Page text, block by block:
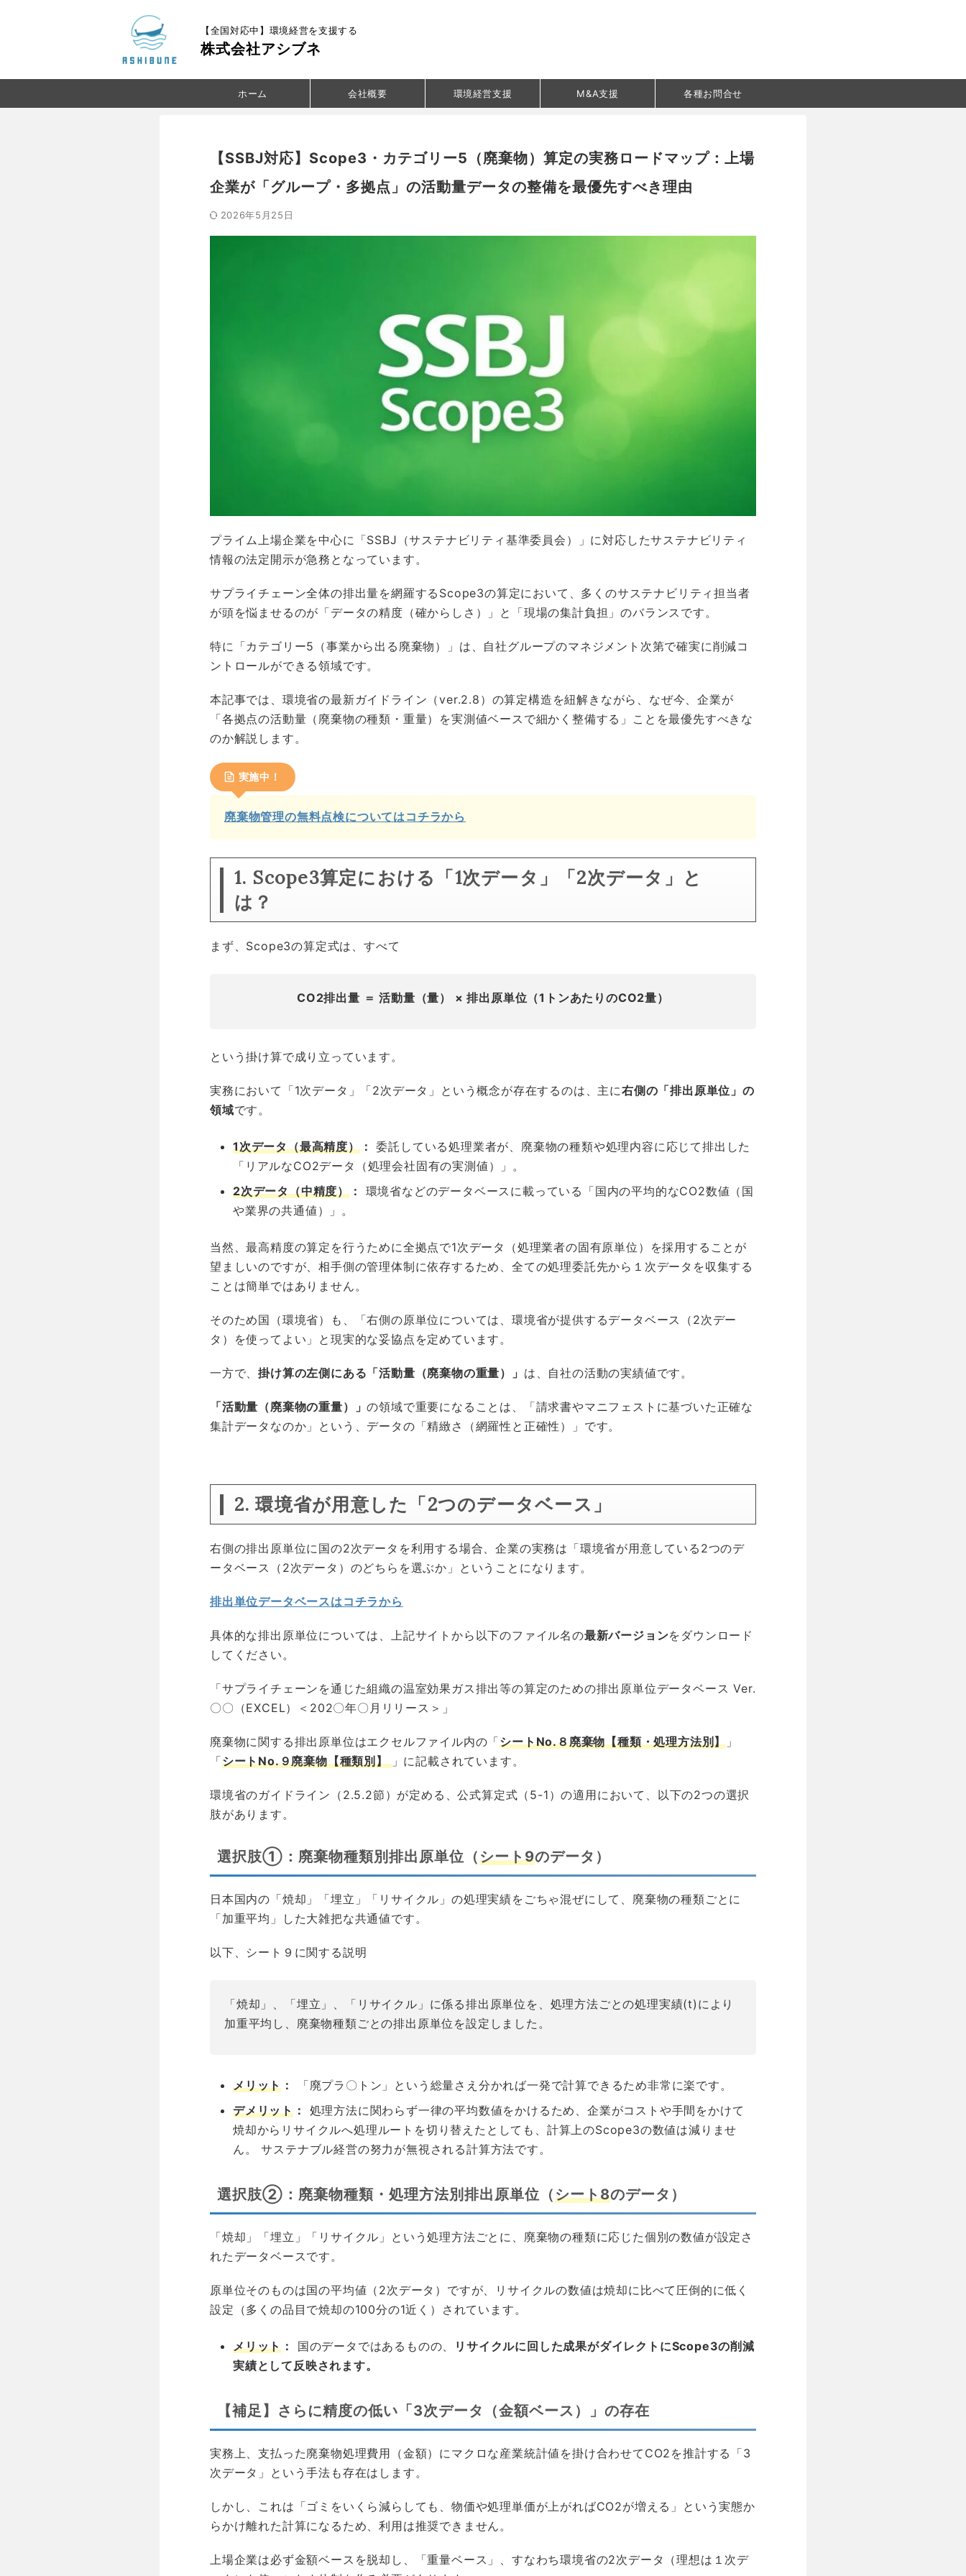
【全国対応中】環境経営を支援する
株式会社アシブネ
ホーム 会社概要 環境経営支援 M&A支援 各種お問合せ
【SSBJ対応】Scope3・カテゴリー5（廃棄物）算定の実務ロードマップ：上場
企業が「グループ・多拠点」の活動量データの整備を最優先すべき理由
2026年5月25日
プライム上場企業を中心に「SSBJ（サステナビリティ基準委員会）」に対応したサステナビリティ
情報の法定開示が急務となっています。
サプライチェーン全体の排出量を網羅するScope3の算定において、多くのサステナビリティ担当者
が頭を悩ませるのが「データの精度（確からしさ）」と「現場の集計負担」のバランスです。
特に「カテゴリー5（事業から出る廃棄物）」は、自社グループのマネジメント次第で確実に削減コ
ントロールができる領域です。
本記事では、環境省の最新ガイドライン（ver.2.8）の算定構造を紐解きながら、なぜ今、企業が
「各拠点の活動量（廃棄物の種類・重量）を実測値ベースで細かく整備する」ことを最優先すべきな
のか解説します。
実施中！
廃棄物管理の無料点検についてはコチラから
1. Scope3算定における「1次データ」「2次データ」と
は？
まず、Scope3の算定式は、すべて
CO2排出量 ＝ 活動量（量） × 排出原単位（1トンあたりのCO2量）
という掛け算で成り立っています。
実務において「1次データ」「2次データ」という概念が存在するのは、主に右側の「排出原単位」の
領域です。
1次データ（最高精度）： 委託している処理業者が、廃棄物の種類や処理内容に応じて排出した
「リアルなCO2データ（処理会社固有の実測値）」。
2次データ（中精度） ：
環境省などのデータベースに載っている「国内の平均的なCO2数値（国
や業界の共通値）」。
当然、最高精度の算定を行うために全拠点で1次データ（処理業者の固有原単位）を採用することが
望ましいのですが、相手側の管理体制に依存するため、全ての処理委託先から１次データを収集する
ことは簡単ではありません。
そのため国（環境省）も、「右側の原単位については、環境省が提供するデータベース（2次デー
タ）を使ってよい」と現実的な妥協点を定めています。
一方で、掛け算の左側にある「活動量（廃棄物の重量）」 は、自社の活動の実績値です。
「活動量（廃棄物の重量）」の領域で重要になることは、「請求書やマニフェストに基づいた正確な
集計データなのか」という、データの「精緻さ（網羅性と正確性）」です。
2. 環境省が用意した「2つのデータベース」
右側の排出原単位に国の2次データを利用する場合、企業の実務は「環境省が用意している2つのデ
ータベース（2次データ）のどちらを選ぶか」ということになります。
排出単位データベースはコチラから
具体的な排出原単位については、上記サイトから以下のファイル名の最新バージョンをダウンロード
してください。
「サプライチェーンを通じた組織の温室効果ガス排出等の算定のための排出原単位データベース Ver.
〇〇（EXCEL）＜202〇年〇月リリース＞」
廃棄物に関する排出原単位はエクセルファイル内の「シートNo.８廃棄物【種類・処理方法別】 」
「シートNo.９廃棄物【種類別】」に記載されています。
環境省のガイドライン（2.5.2節）が定める、公式算定式（5-1）の適用において、以下の2つの選択
肢があります。
選択肢①：廃棄物種類別排出原単位（シート9のデータ）
日本国内の「焼却」「埋立」「リサイクル」の処理実績をごちゃ混ぜにして、廃棄物の種類ごとに
「加重平均」した大雑把な共通値です。
以下、シート９に関する説明
「焼却」、「埋立」、「リサイクル」に係る排出原単位を、処理方法ごとの処理実績(t)により
加重平均し、廃棄物種類ごとの排出原単位を設定しました。
メリット ：
「廃プラ〇トン」という総量さえ分かれば一発で計算できるため非常に楽です。
デメリット ：
処理方法に関わらず一律の平均数値をかけるため、企業がコストや手間をかけて
焼却からリサイクルへ処理ルートを切り替えたとしても、計算上のScope3の数値は減りませ
ん。 サステナブル経営の努力が無視される計算方法です。
選択肢②：廃棄物種類・処理方法別排出原単位（シート8のデータ）
「焼却」「埋立」「リサイクル」という処理方法ごとに、廃棄物の種類に応じた個別の数値が設定さ
れたデータベースです。
原単位そのものは国の平均値（2次データ）ですが、リサイクルの数値は焼却に比べて圧倒的に低く
設定（多くの品目で焼却の100分の1近く）されています。
メリット ： 国のデータではあるものの、
リサイクルに回した成果がダイレクトにScope3の削減
実績として反映されます。
【補足】さらに精度の低い「3次データ（金額ベース）」の存在
実務上、支払った廃棄物処理費用（金額）にマクロな産業統計値を掛け合わせてCO2を推計する「3
次データ」という手法も存在はします。
しかし、これは「ゴミをいくら減らしても、物価や処理単価が上がればCO2が増える」という実態か
らかけ離れた計算になるため、利用は推奨できません。
上場企業は必ず金額ベースを脱却し、「重量ベース」、すなわち環境省の2次データ（理想は１次デ